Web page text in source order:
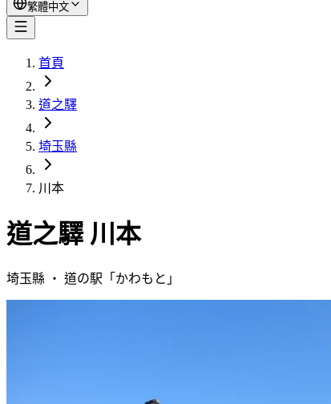
繁體中文
首頁
道之驛
埼玉縣
川本
道之驛 川本
埼玉縣 ・ 道の駅「 かわもと 」